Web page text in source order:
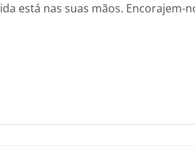
está nas suas mãos. Encorajem-